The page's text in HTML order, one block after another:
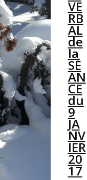
VE
RB
AL
de
la
SÉ
AN
CE
du
9
JA
NV
IER
20
17